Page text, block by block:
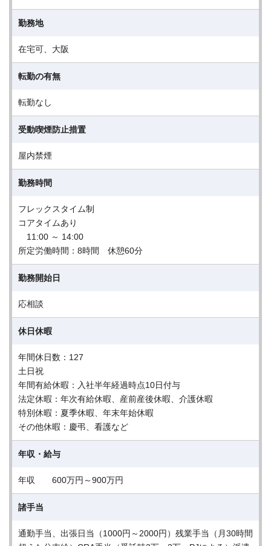
勤務地
在宅可、大阪
転勤の有無
転勤なし
受動喫煙防止措置
屋内禁煙
勤務時間
フレックスタイム制
コアタイムあり
11:00 ～ 14:00
所定労働時間：8時間 休憩60分
勤務開始日
応相談
休日休暇
年間休日数：127
土日祝
年間有給休暇：入社半年経過時点10日付与
法定休暇：年次有給休暇、産前産後休暇、介護休暇
特別休暇：夏季休暇、年末年始休暇
その他休暇：慶弔、看護など
年収・給与
年収 600万円～900万円
諸手当
通勤手当、出張日当（1000円～2000円）残業手当（月30時間